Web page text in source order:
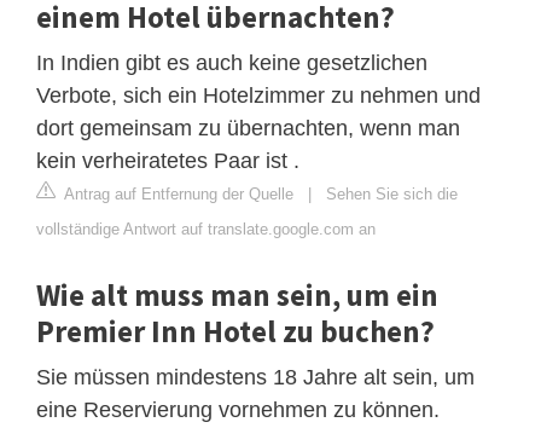
einem Hotel übernachten?
In Indien gibt es auch keine gesetzlichen
Verbote, sich ein Hotelzimmer zu nehmen und
dort gemeinsam zu übernachten, wenn man
kein verheiratetes Paar ist .
Antrag auf Entfernung der Quelle | Sehen Sie sich die
vollständige Antwort auf translate.google.com an
Wie alt muss man sein, um ein
Premier Inn Hotel zu buchen?
Sie müssen mindestens 18 Jahre alt sein, um
eine Reservierung vornehmen zu können.